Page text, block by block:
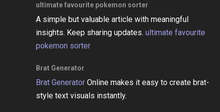
ultimate favourite pokemon sorter
A simple but valuable article with meaningful
insights. Keep sharing updates. ultimate favourite
pokemon sorter
Brat Generator
Brat GeneratorOnline makes it easy to create brat-
style text visuals instantly.